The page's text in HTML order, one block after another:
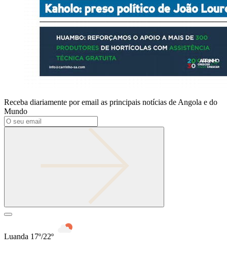
Receba diariamente por email as principais notícias de Angola e do
Mundo
Luanda 17º/22º